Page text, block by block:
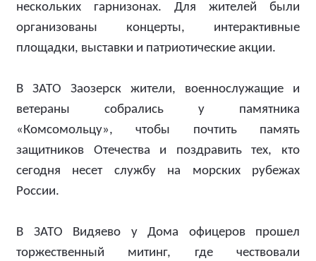
нескольких гарнизонах. Для жителей были
организованы концерты, интерактивные
площадки, выставки и патриотические акции.
В ЗАТО Заозерск жители, военнослужащие и
ветераны собрались у памятника
«Комсомольцу», чтобы почтить память
защитников Отечества и поздравить тех, кто
сегодня несет службу на морских рубежах
России.
В ЗАТО Видяево у Дома офицеров прошел
торжественный митинг, где чествовали